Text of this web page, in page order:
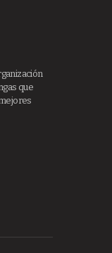
que